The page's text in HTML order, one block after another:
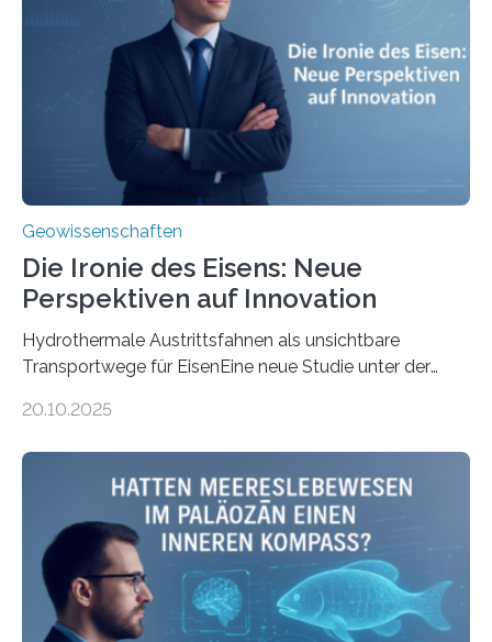
Geowissenschaften
Die Ironie des Eisens: Neue
Perspektiven auf Innovation
Hydrothermale Austrittsfahnen als unsichtbare
Transportwege für EisenEine neue Studie unter der
Umweltwissenschaften der Universität Bremen –
Stoffkreislauf im Ozean prägen. Die Überblicksstudie
mit dem Titel „Iron’s Irony“ ist in Communications Earth
& Environment erschienen. Die Studie fasst bestehende
Forschungsergebnisse zusammen und interpretiert sie
neu, um zu erklären, wie Eisen, das aus hydrothermalen
Systemen freigesetzt wird, über ganze Ozeanbecken
20.10.2025